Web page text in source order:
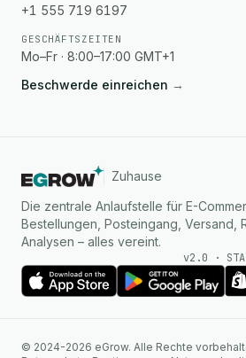
+1 555 719 6197
GESCHÄFTSZEITEN
Mo–Fr · 8:00–17:00 GMT+1
Beschwerde einreichen →
Zuhause
Die zentrale Anlaufstelle für E-
Bestellungen, Posteingang, Versand,
Analysen – alles vereint.
v2.0 ·
© 2024-2026 eGrow. Alle Rechte Sofortige